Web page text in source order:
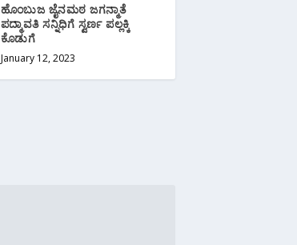
ಹೊಂಬುಜ ಜೈನಮಠ ಜಗನ್ಮಾತೆ
ಪದ್ಮಾವತಿ ಸನ್ನಿಧಿಗೆ ಸ್ವರ್ಣ ಪಲ್ಲಕ್ಕಿ
ಕೊಡುಗೆ
January 12, 2023